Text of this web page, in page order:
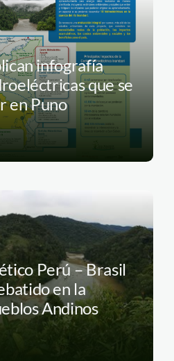
infografía
que se
en Puno
Perú – Brasil
en la
Andinos